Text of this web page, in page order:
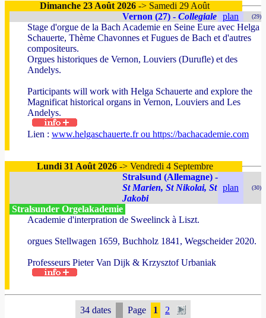
Dimanche 23 Août 2026 -> Samedi 29 Août
Vernon (27) - Collegiale plan (29)
Stage d'orgue de la Bach Academie en Seine Eure avec Helga
Schauerte, Thème Chavonnes et Fugues de Bach et d'autres
compositeurs.
Orgues historiques de Vernon, Louviers (Durufle) et des
Andelys.
Participants will work with Helga Schauerte and explore the
Magnificat historical organs in Vernon, Louviers and Les
Andelys.
Lien : www.helgaschauerte.fr ou https://bachacademie.com
Lundi 31 Août 2026-> Vendredi 4 Septembre
Stralsund (Allemagne) -
St Marien, St Nikolai, St
Jakobi
plan (30)
Stralsunder Orgelakademie
Academie d'interpration de Sweelinck à Liszt.
orgues Stellwagen 1659, Buchholz 1841, Wegscheider 2020.
Professeurs Pieter Van Dijk & Krzysztof Urbaniak
34 dates Page 1 2